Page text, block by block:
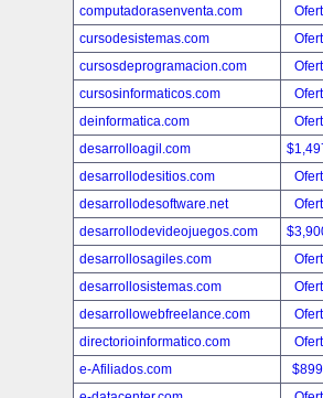
computadorasenventa.com
cursodesistemas.com
cursosdeprogramacion.com
cursosinformaticos.com
deinformatica.com
desarrolloagil.com
desarrollodesitios.com
desarrollodesoftware.net
desarrollodevideojuegos.com
desarrollosagiles.com
desarrollosistemas.com
desarrollowebfreelance.com
directorioinformatico.com
e-Afiliados.com